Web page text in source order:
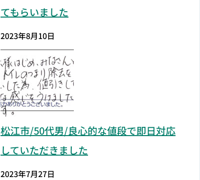
てもらいました
2023年8月10日
松江市/50代男/良心的な値段で即日対応
していただきました
2023年7月27日